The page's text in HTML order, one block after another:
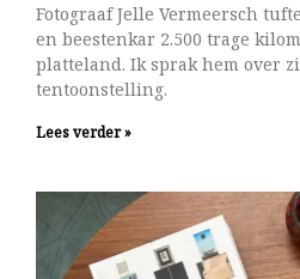
Fotograaf Jelle Vermeersch
en beestenkar 2.500 trage
platteland. Ik sprak hem over
tentoonstelling.
Lees verder »